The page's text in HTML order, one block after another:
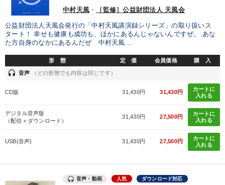
中村天風 ・ ［監修］公益財団法人 天風会
公益財団法人天風会発行の「中村天風講演録シリーズ」の取り扱いス
タート！ 幸せも健康も成功も、ほかにあるんじゃないんですぜ。 あな
た方自身のなかにあるんだぜ 中村天風 ...
形 態 定 価 会員価格 購 入
headset 音声 （どの形態でも内容は同じです）
CD版 31,430円 31,430円
カートに
入れる
デジタル音声版
（配信＋ダウンロード）
31,430円 27,500円
カートに
入れる
USB(音声) 31,430円 27,500円
カートに
入れる
音声・動画 人気 ダウンロード対応